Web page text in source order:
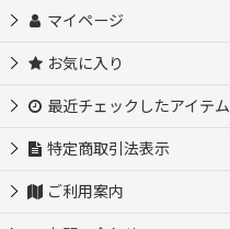
マイページ
お気に入り
最近チェックしたアイテム
特定商取引法表示
ご利用案内